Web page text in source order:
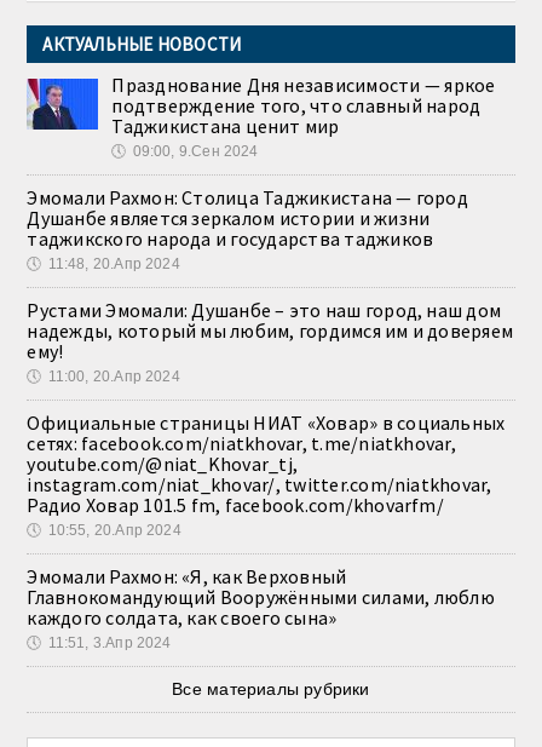
АКТУАЛЬНЫЕ НОВОСТИ
Празднование Дня независимости — яркое
подтверждение того, что славный народ
Таджикистана ценит мир
🕔 09:00, 9.Сен 2024
Эмомали Рахмон: Столица Таджикистана — город
Душанбе является зеркалом истории и жизни
таджикского народа и государства таджиков
🕔 11:48, 20.Апр 2024
Рустами Эмомали: Душанбе – это наш город, наш дом
надежды, который мы любим, гордимся им и доверяем
ему!
🕔 11:00, 20.Апр 2024
Официальные страницы НИАТ «Ховар» в социальных
сетях: facebook.com/niatkhovar, t.me/niatkhovar,
youtube.com/@niat_Khovar_tj,
instagram.com/niat_khovar/, twitter.com/niatkhovar,
Радио Ховар 101.5 fm, facebook.com/khovarfm/
🕔 10:55, 20.Апр 2024
Эмомали Рахмон: «Я, как Верховный
Главнокомандующий Вооружёнными силами, люблю
каждого солдата, как своего сына»
🕔 11:51, 3.Апр 2024
Все материалы рубрики